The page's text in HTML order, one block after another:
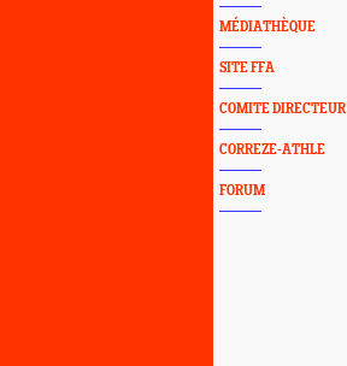
MÉDIATHÈQUE
SITE FFA
COMITE DIRECTEUR
CORREZE-ATHLE
FORUM